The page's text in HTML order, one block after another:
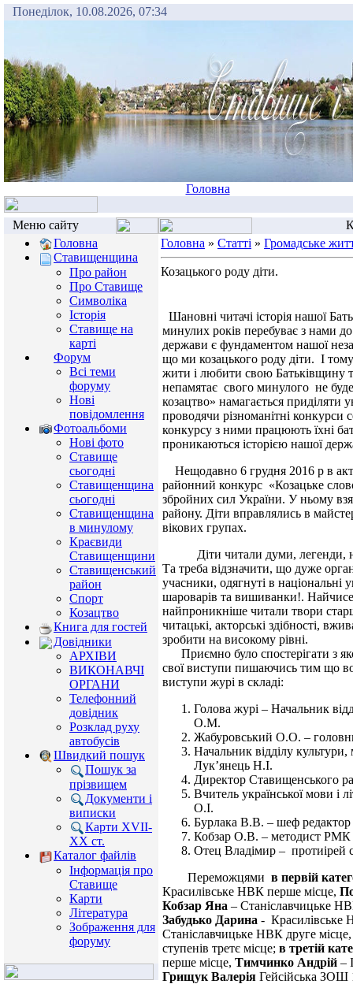
Понеділок, 10.08.2026, 07:34
Головна
Меню сайту
Головна
Ставищенщина
Про район
Про Ставище
Символіка
Історія
Ставище на
карті
Форум
Всі теми
форуму
Нові
повідомлення
Фотоальбоми
Нові фото
Ставище
сьогодні
Ставищенщина
сьогодні
Ставищенщина
в минулому
Краєвиди
Ставищенщини
Ставищенський
район
Спорт
Козацтво
Книга для гостей
Довідники
АРХІВИ
ВИКОНАВЧІ
ОРГАНИ
Телефонний
довідник
Розклад руху
автобусів
Швидкий пошук
Пошук за
прізвищем
Документи і
виписки
Карти XVII-
XX ст.
Каталог файлів
Інформація про
Ставище
Карти
Література
Зображення для
форуму
Головна » Статті » Громадське
Козацького роду діти.
Шановні читачі історія нашої
минулих років перебуває з нами
держави є фундаментом нашої
що ми козацького роду діти. І
жити і любити свою Батьківщину
непамятає свого минулого не
козацтво» намагається приділяти
проводячи різноманітні конкурси
конкурсу з ними працюють їхні
проникаються історією нашої
Нещодавно 6 грудня 2016 р в
районний конкурс «Козацьке
збройних сил України. У ньому
району. Діти вправлялись в
вікових групах.
Діти читали думи, легенди, на
Та треба відзначити, що дуже
учасники, одягнуті в національні
шароварів та вишиванки!.
найпроникніше читали твори
читацькі, акторські здібності,
зробити на високому рівні.
Приємно було спостерігати з
свої виступи пишаючись тим що
виступи журі в складі:
Голова журі – Начальник
О.М.
Жабуровський О.О. –
Начальник відділу
Лук’янець Н.І.
Директор Ставищенського
Вчитель української мови і
О.І.
Бурлака В.В. – шеф редактор
Кобзар О.В. – методист РМК
Отец Владімир – протиірей
Переможцями в первій
Красилівське НВК перше місце,
Кобзар Яна – Станіславчицьке
Забудько Дарина - Красилівське
Станіславчицьке НВК друге
ступенів третє місце; в третій
перше місце, Тимчинко Андрій –
Грищук Валерія Гейсійська ЗОШ